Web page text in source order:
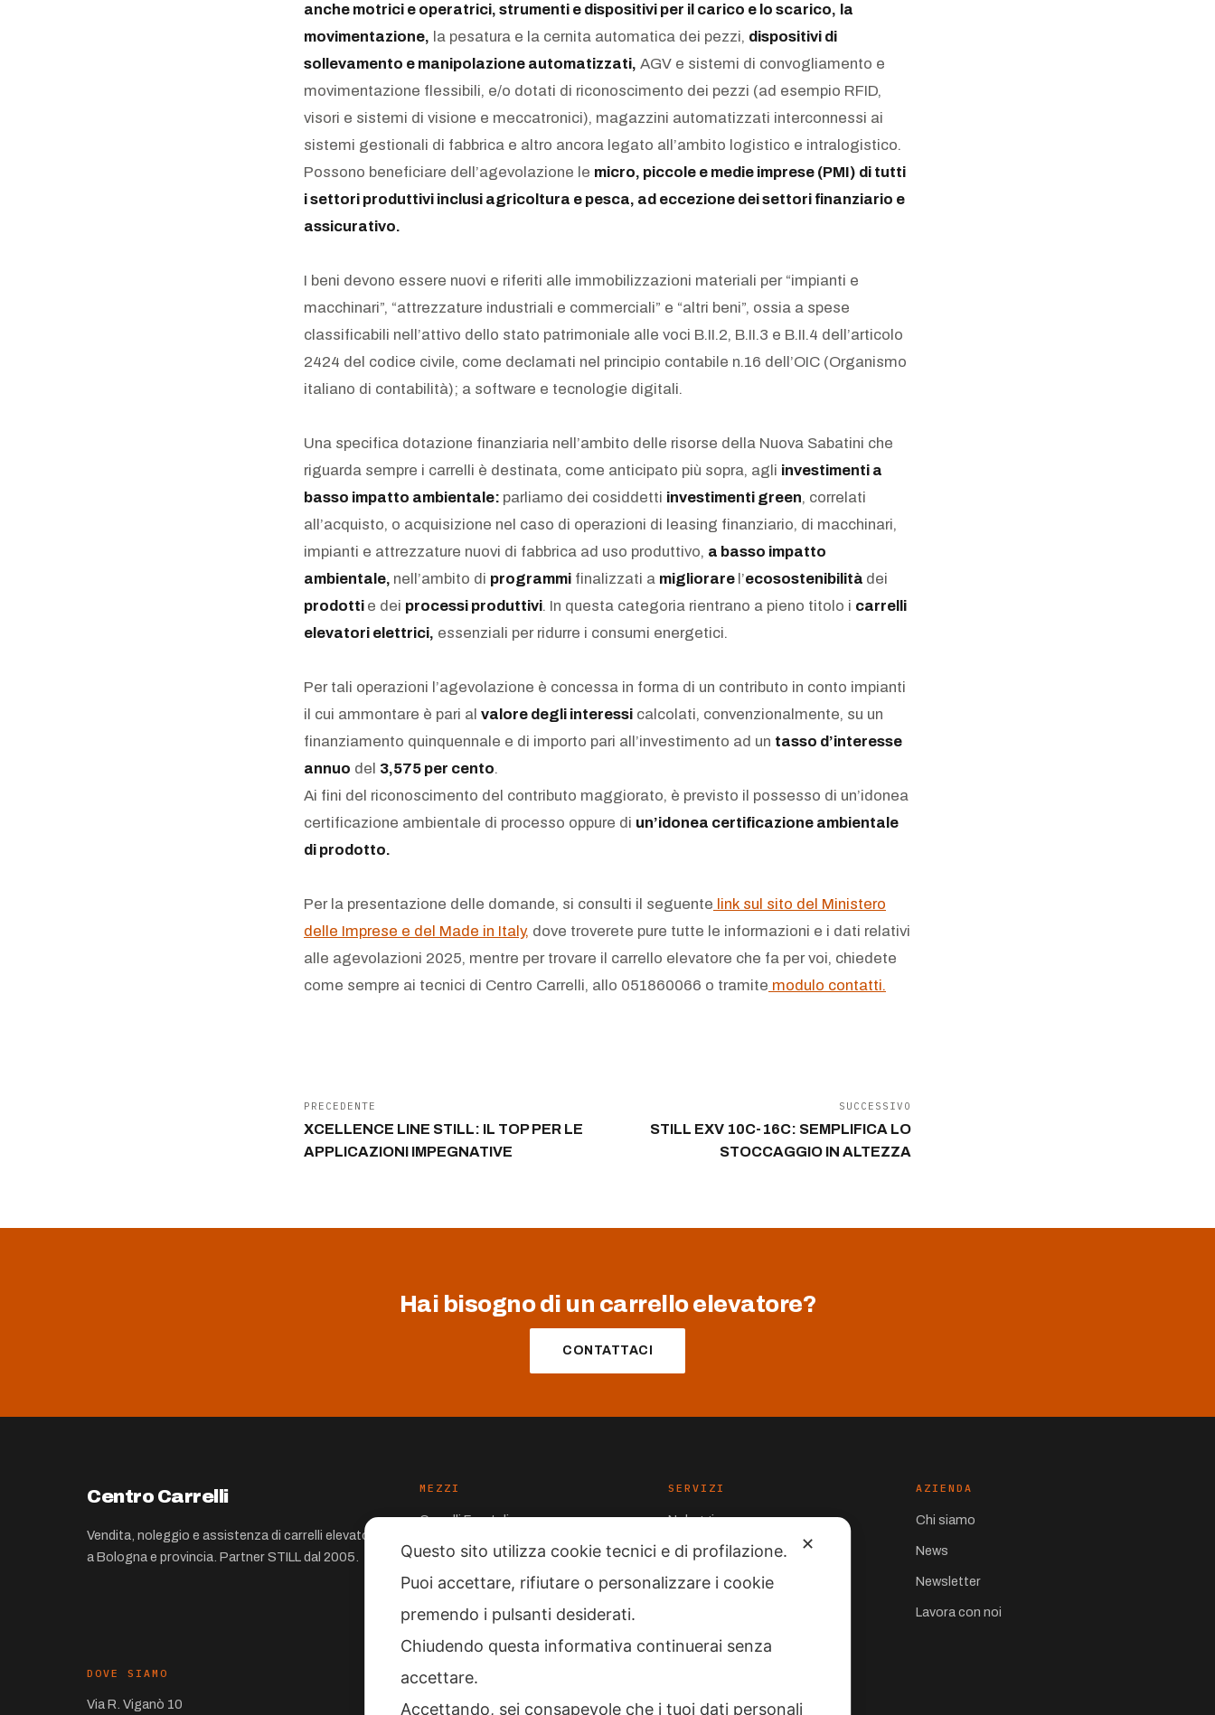
anche motrici e operatrici, strumenti e dispositivi per il carico e lo scarico, la
movimentazione, la pesatura e la cernita automatica dei pezzi, dispositivi di
sollevamento e manipolazione automatizzati, AGV e sistemi di convogliamento e
movimentazione flessibili, e/o dotati di riconoscimento dei pezzi (ad esempio RFID,
visori e sistemi di visione e meccatronici), magazzini automatizzati interconnessi ai
sistemi gestionali di fabbrica e altro ancora legato all’ambito logistico e intralogistico.
Possono beneficiare dell’agevolazione le micro, piccole e medie imprese (PMI) di tutti
i settori produttivi inclusi agricoltura e pesca, ad eccezione dei settori finanziario e
assicurativo.
I beni devono essere nuovi e riferiti alle immobilizzazioni materiali per “impianti e
macchinari”, “attrezzature industriali e commerciali” e “altri beni”, ossia a spese
classificabili nell’attivo dello stato patrimoniale alle voci B.II.2, B.II.3 e B.II.4 dell’articolo
2424 del codice civile, come declamati nel principio contabile n.16 dell’OIC (Organismo
italiano di contabilità); a software e tecnologie digitali.
Una specifica dotazione finanziaria nell’ambito delle risorse della Nuova Sabatini che
riguarda sempre i carrelli è destinata, come anticipato più sopra, agli investimenti a
basso impatto ambientale: parliamo dei cosiddetti investimenti green, correlati
all’acquisto, o acquisizione nel caso di operazioni di leasing finanziario, di macchinari,
impianti e attrezzature nuovi di fabbrica ad uso produttivo, a basso impatto
ambientale, nell’ambito di programmi finalizzati a migliorare l’ecosostenibilità dei
prodotti e dei processi produttivi. In questa categoria rientrano a pieno titolo i carrelli
elevatori elettrici, essenziali per ridurre i consumi energetici.
Per tali operazioni l’agevolazione è concessa in forma di un contributo in conto impianti
il cui ammontare è pari al valore degli interessi calcolati, convenzionalmente, su un
finanziamento quinquennale e di importo pari all’investimento ad un tasso d’interesse
annuo del 3,575 per cento.
Ai fini del riconoscimento del contributo maggiorato, è previsto il possesso di un’idonea
certificazione ambientale di processo oppure di un’idonea certificazione ambientale
di prodotto.
Per la presentazione delle domande, si consulti il seguente link sul sito del Ministero
delle Imprese e del Made in Italy, dove troverete pure tutte le informazioni e i dati relativi
alle agevolazioni 2025, mentre per trovare il carrello elevatore che fa per voi, chiedete
come sempre ai tecnici di Centro Carrelli, allo 051860066 o tramite modulo contatti.
PRECEDENTE
XCELLENCE LINE STILL: IL TOP PER LE
APPLICAZIONI IMPEGNATIVE
SUCCESSIVO
STILL EXV 10C-16C: SEMPLIFICA LO
STOCCAGGIO IN ALTEZZA
Hai bisogno di un carrello elevatore?
CONTATTACI
Centro Carrelli
Vendita, noleggio e assistenza di carrelli elevatori
a Bologna e provincia. Partner STILL dal 2005.
MEZZI
Carrelli Frontali
Carrelli magazzino
Occasioni
Transpallet
SERVIZI
Noleggio
Assistenza
Contatti
AZIENDA
Chi siamo
News
Newsletter
Lavora con noi
DOVE SIAMO
Via R. Viganò 10
✕
Questo sito utilizza cookie tecnici e di profilazione.
Puoi accettare, rifiutare o personalizzare i cookie
premendo i pulsanti desiderati.
Chiudendo questa informativa continuerai senza
accettare.
Accettando, sei consapevole che i tuoi dati personali